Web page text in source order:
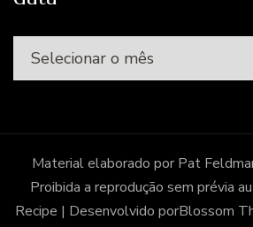
Todos
os
anteriores,
por
data
Material elaborado por Pat
Proibida a reprodução sem prévia
Recipe | Desenvolvido porBlossom